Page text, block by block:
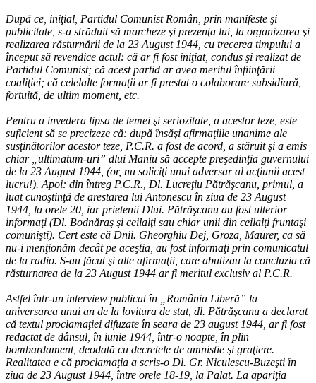
După ce, iniţial, Partidul Comunist Român, prin manifeste şi
publicitate, s-a străduit să marcheze şi prezenţa lui, la organizarea şi
realizarea răsturnării de la 23 August 1944, cu trecerea timpului a
început să revendice actul: că ar fi fost iniţiat, condus şi realizat de
Partidul Comunist; că acest partid ar avea meritul înfiinţării
coaliţiei; că celelalte formaţii ar fi prestat o colaborare subsidiară,
fortuită, de ultim moment, etc.
Pentru a invedera lipsa de temei şi seriozitate, a acestor teze, este
suficient să se precizeze că: după însăşi afirmaţiile unanime ale
susţinătorilor acestor teze, P.C.R. a fost de acord, a stăruit şi a emis
chiar „ultimatum-uri” dlui Maniu să accepte preşedinţia guvernului
de la 23 August 1944, (or, nu soliciţi unui adversar al acţiunii acest
lucru!). Apoi: din întreg P.C.R., Dl. Lucreţiu Pătrăşcanu, primul, a
luat cunoştinţă de arestarea lui Antonescu în ziua de 23 August
1944, la orele 20, iar prietenii Dlui. Pătrăşcanu au fost ulterior
informaţi (Dl. Bodnăraş şi ceilalţi sau chiar unii din ceilalţi fruntaşi
comunişti). Cert este că Dnii. Gheorghiu Dej, Groza, Maurer, ca să
nu-i menţionăm decât pe aceştia, au fost informaţi prin comunicatul
de la radio. S-au făcut şi alte afirmaţii, care abutizau la concluzia că
răsturnarea de la 23 August 1944 ar fi meritul exclusiv al P.C.R.
Astfel într-un interview publicat în „România Liberă” la
aniversarea unui an de la lovitura de stat, dl. Pătrăşcanu a declarat
că textul proclamaţiei difuzate în seara de 23 august 1944, ar fi fost
redactat de dânsul, în iunie 1944, într-o noapte, în plin
bombardament, deodată cu decretele de amnistie şi graţiere.
Realitatea e că proclamaţia a scris-o Dl. Gr. Niculescu-Buzeşti în
ziua de 23 August 1944, între orele 18-19, la Palat. La apariţia